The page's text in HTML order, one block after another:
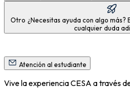
Otro ¿Necesitas ayuda con algo
cualquier duda
Atención al estudiante
Vive la experiencia CESA a través